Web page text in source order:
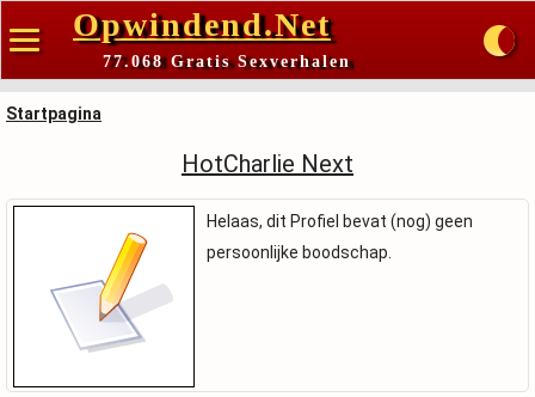
Opwindend.Net
77.068 Gratis Sexverhalen
Startpagina
HotCharlie Next
Helaas, dit Profiel bevat (nog) geen
persoonlijke boodschap.